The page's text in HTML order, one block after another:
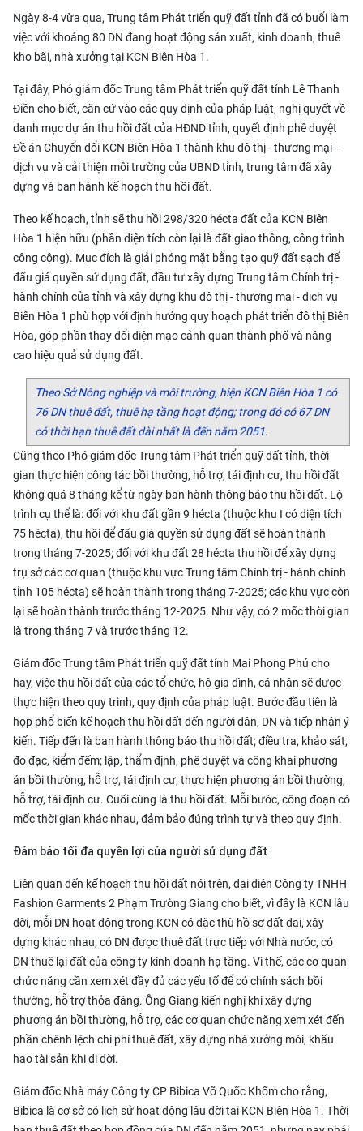
Ngày 8-4 vừa qua, Trung tâm Phát triển quỹ đất tỉnh đã có buổi làm
việc với khoảng 80 DN đang hoạt động sản xuất, kinh doanh, thuê
kho bãi, nhà xưởng tại KCN Biên Hòa 1.
Tại đây, Phó giám đốc Trung tâm Phát triển quỹ đất tỉnh Lê Thanh
Điền cho biết, căn cứ vào các quy định của pháp luật, nghị quyết về
danh mục dự án thu hồi đất của HĐND tỉnh, quyết định phê duyệt
Đề án Chuyển đổi KCN Biên Hòa 1 thành khu đô thị - thương mại -
dịch vụ và cải thiện môi trường của UBND tỉnh, trung tâm đã xây
dựng và ban hành kế hoạch thu hồi đất.
Theo kế hoạch, tỉnh sẽ thu hồi 298/320 hécta đất của KCN Biên
Hòa 1 hiện hữu (phần diện tích còn lại là đất giao thông, công trình
công cộng). Mục đích là giải phóng mặt bằng tạo quỹ đất sạch để
đấu giá quyền sử dụng đất, đầu tư xây dựng Trung tâm Chính trị -
hành chính của tỉnh và xây dựng khu đô thị - thương mại - dịch vụ
Biên Hòa 1 phù hợp với định hướng quy hoạch phát triển đô thị Biên
Hòa, góp phần thay đổi diện mạo cảnh quan thành phố và nâng
cao hiệu quả sử dụng đất.
Theo Sở Nông nghiệp và môi trường, hiện KCN Biên Hòa 1 có
76 DN thuê đất, thuê hạ tầng hoạt động; trong đó có 67 DN
có thời hạn thuê đất dài nhất là đến năm 2051.
Cũng theo Phó giám đốc Trung tâm Phát triển quỹ đất tỉnh, thời
gian thực hiện công tác bồi thường, hỗ trợ, tái định cư, thu hồi đất
không quá 8 tháng kể từ ngày ban hành thông báo thu hồi đất. Lộ
trình cụ thể là: đối với khu đất gần 9 hécta (thuộc khu I có diện tích
75 hécta), thu hồi để đấu giá quyền sử dụng đất sẽ hoàn thành
trong tháng 7-2025; đối với khu đất 28 hécta thu hồi để xây dựng
trụ sở các cơ quan (thuộc khu vực Trung tâm Chính trị - hành chính
tỉnh 105 hécta) sẽ hoàn thành trong tháng 7-2025; các khu vực còn
lại sẽ hoàn thành trước tháng 12-2025. Như vậy, có 2 mốc thời gian
là trong tháng 7 và trước tháng 12.
Giám đốc Trung tâm Phát triển quỹ đất tỉnh Mai Phong Phú cho
hay, việc thu hồi đất của các tổ chức, hộ gia đình, cá nhân sẽ được
thực hiện theo quy trình, quy định của pháp luật. Bước đầu tiên là
họp phổ biến kế hoạch thu hồi đất đến người dân, DN và tiếp nhận ý
kiến. Tiếp đến là ban hành thông báo thu hồi đất; điều tra, khảo sát,
đo đạc, kiểm đếm; lập, thẩm định, phê duyệt và công khai phương
án bồi thường, hỗ trợ, tái định cư; thực hiện phương án bồi thường,
hỗ trợ, tái định cư. Cuối cùng là thu hồi đất. Mỗi bước, công đoạn có
mốc thời gian khác nhau, đảm bảo đúng trình tự và theo quy định.
Đảm bảo tối đa quyền lợi của người sử dụng đất
Liên quan đến kế hoạch thu hồi đất nói trên, đại diện Công ty TNHH
Fashion Garments 2 Phạm Trường Giang cho biết, vì đây là KCN lâu
đời, mỗi DN hoạt động trong KCN có đặc thù hồ sơ đất đai, xây
dựng khác nhau; có DN được thuê đất trực tiếp với Nhà nước, có
DN thuê lại đất của công ty kinh doanh hạ tầng. Vì thế, các cơ quan
chức năng cần xem xét đầy đủ các yếu tố để có chính sách bồi
thường, hỗ trợ thỏa đáng. Ông Giang kiến nghị khi xây dựng
phương án bồi thường, hỗ trợ, các cơ quan chức năng xem xét đến
phần chênh lệch chi phí thuê đất, xây dựng nhà xưởng mới, khấu
hao tài sản khi di dời.
Giám đốc Nhà máy Công ty CP Bibica Võ Quốc Khốm cho rằng,
Bibica là cơ sở có lịch sử hoạt động lâu đời tại KCN Biên Hòa 1. Thời